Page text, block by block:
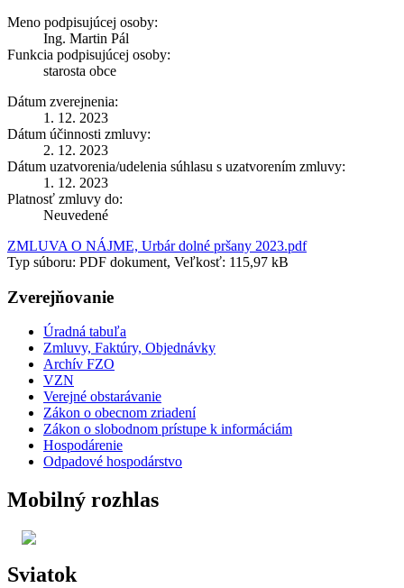
Meno podpisujúcej osoby:
Ing. Martin Pál
Funkcia podpisujúcej osoby:
starosta obce
Dátum zverejnenia:
1. 12. 2023
Dátum účinnosti zmluvy:
2. 12. 2023
Dátum uzatvorenia/udelenia súhlasu s uzatvorením zmluvy:
1. 12. 2023
Platnosť zmluvy do:
Neuvedené
ZMLUVA O NÁJME, Urbár dolné pršany 2023.pdf
Typ súboru: PDF dokument, Veľkosť: 115,97 kB
Zverejňovanie
Úradná tabuľa
Zmluvy, Faktúry, Objednávky
Archív FZO
VZN
Verejné obstarávanie
Zákon o obecnom zriadení
Zákon o slobodnom prístupe k informáciám
Hospodárenie
Odpadové hospodárstvo
Mobilný rozhlas
Sviatok